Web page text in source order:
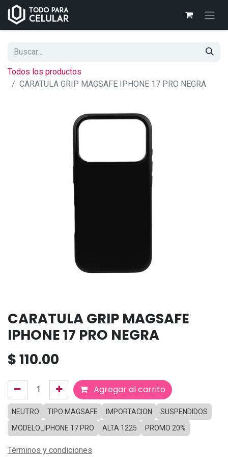
Todos los productos
CARATULA GRIP MAGSAFE IPHONE 17 PRO NEGRA
CARATULA GRIP MAGSAFE
IPHONE 17 PRO NEGRA
$110.00
Agregar al carrito
NEUTRO TIPO MAGSAFE IMPORTACION
SUSPENDIDOS
MODELO_IPHONE 17 PRO
ALTA 1225 PROMO 20%
Términos y condiciones